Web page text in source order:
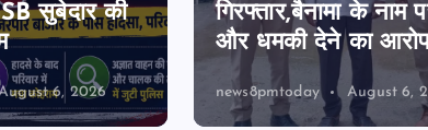
सुबेदार की
6, 2026
गिरफ्तार,बैनामा के नाम
और धमकी देने का
news8pmtoday August 6,